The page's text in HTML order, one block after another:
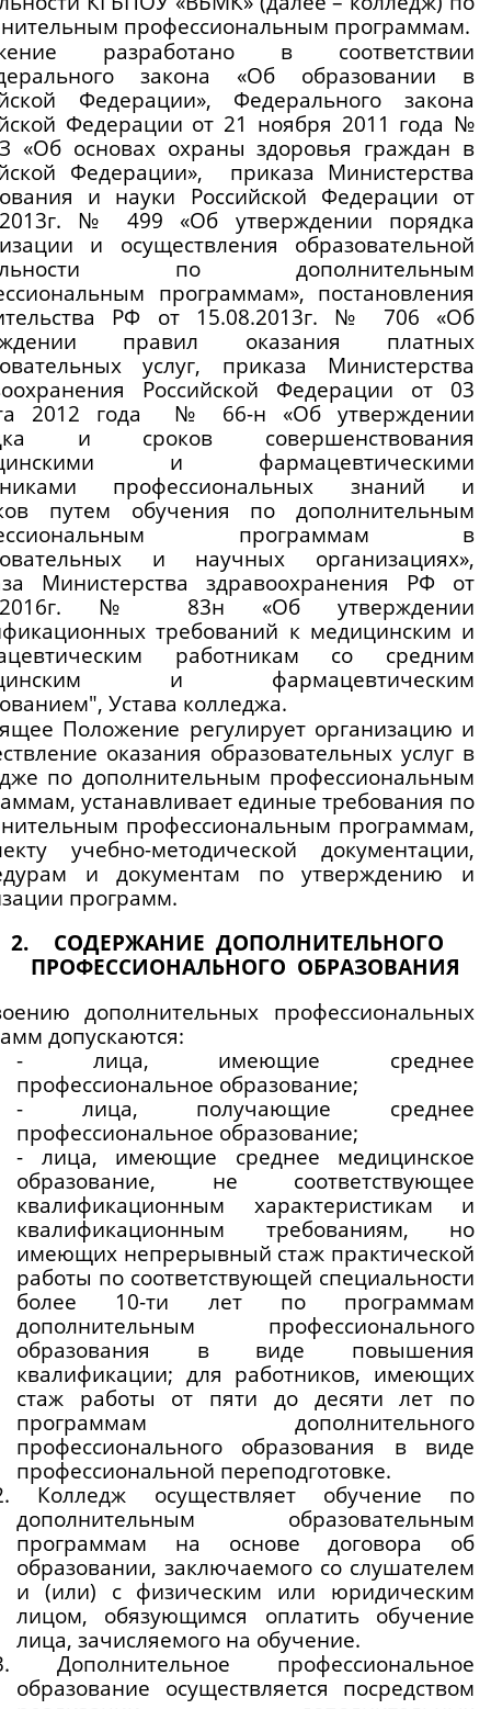
профессиональным программам.
разработано в соответствии
закона «Об образовании в
Федерации», Федерального закона
Федерации от 21 ноября 2011 года №
«Об основах охраны здоровья граждан в
Федерации»,  приказа Министерства
и науки Российской Федерации от
№ 499 «Об утверждении порядка
и осуществления образовательной
по дополнительным
программам», постановления
РФ от 15.08.2013г. № 706 «Об
правил оказания платных
услуг, приказа Министерства
Российской Федерации от 03
2012 года  № 66-н «Об утверждении
и сроков совершенствования
и фармацевтическими
профессиональных знаний и
путем обучения по дополнительным
программам в
и научных организациях»,
Министерства здравоохранения РФ от
№ 83н «Об утверждении
требований к медицинским и
работникам со средним
и фармацевтическим
Устава колледжа.
Положение регулирует организацию и
оказания образовательных услуг в
по дополнительным профессиональным
устанавливает единые требования по
профессиональным программам,
учебно-методической документации,
и документам по утверждению и
программ.
СОДЕРЖАНИЕ  ДОПОЛНИТЕЛЬНОГО
ПРОФЕССИОНАЛЬНОГО  ОБРАЗОВАНИЯ
дополнительных профессиональных
допускаются:
- лица, имеющие среднее
профессиональное образование;
- лица, получающие среднее
профессиональное образование;
- лица, имеющие среднее медицинское
образование, не соответствующее
квалификационным характеристикам и
квалификационным требованиям, но
имеющих непрерывный стаж практической
работы по соответствующей специальности
более 10-ти лет по программам
дополнительным профессионального
образования в виде повышения
квалификации; для работников, имеющих
стаж работы от пяти до десяти лет по
программам дополнительного
профессионального образования в виде
профессиональной переподготовке.
Колледж осуществляет обучение по
дополнительным образовательным
программам на основе договора об
образовании, заключаемого со слушателем
и (или) с физическим или юридическим
лицом, обязующимся оплатить обучение
лица, зачисляемого на обучение.
Дополнительное профессиональное
образование осуществляется посредством